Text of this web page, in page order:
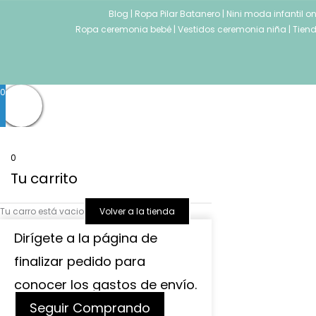
Blog | Ropa Pilar Batanero | Nini moda infantil
Ropa ceremonia bebé | Vestidos ceremonia niña |
0
0
Tu carrito
Tu carro está vacio Volver a la tienda
Dirígete a la página de
finalizar pedido para
conocer los gastos de envío.
Seguir Comprando